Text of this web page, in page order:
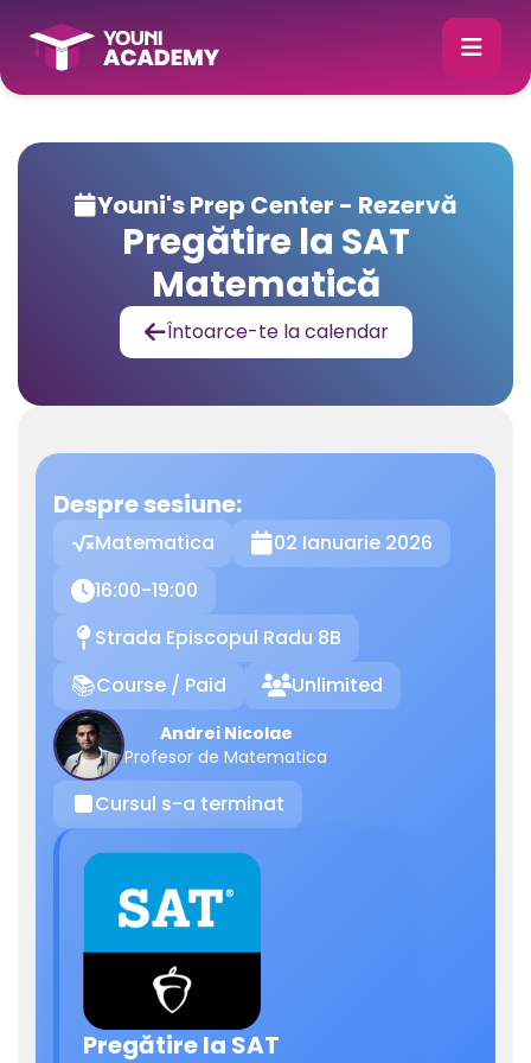
Youni's Prep Center - Rezervă
Pregătire la SAT
Matematică
Întoarce-te la calendar
Pregătire la SAT
Despre sesiune:
Matematica 02 Ianuarie 2026
16:00-19:00
📍 Strada Episcopul Radu 8B
📚Course / Paid Unlimited
Andrei Nicolae
Profesor de Matematica
⏹Cursul s-a terminat